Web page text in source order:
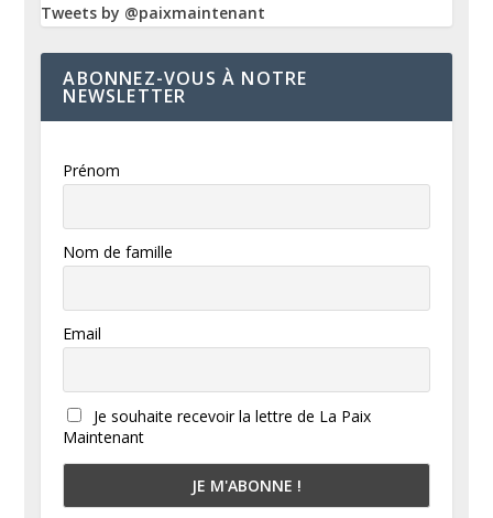
Tweets by @paixmaintenant
ABONNEZ-VOUS À NOTRE
NEWSLETTER
Prénom
Nom de famille
Email
Je souhaite recevoir la lettre de La Paix
Maintenant